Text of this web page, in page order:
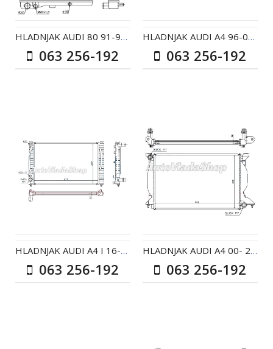
HLADNJAK AUDI 80 91-94 23 / 86-91 20 AC+
063 256-192
HLADNJAK AUDI A4 96-00 24+26-28-25TDI AC+/- / A6 97-2
063 256-192
HLADNJAK AUDI A4 I 16-18-19-19TDI AC+/- 10/94-02/96
063 256-192
HLADNJAK AUDI A4 00- 25TDI AC+/- 11/01-10/04
063 256-192